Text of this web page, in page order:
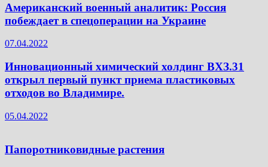
Американский военный аналитик: Россия
побеждает в спецоперации на Украине
07.04.2022
Инновационный химический холдинг ВХЗ.31
открыл первый пункт приема пластиковых
отходов во Владимире.
05.04.2022
Папоротниковидные растения